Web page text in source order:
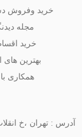
خرید وفروش
مجله
خرید
بهترین های
همکاری
آدرس : تهران ،خ